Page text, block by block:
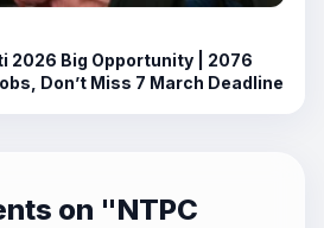
2026 Big Opportunity | 2076
Don’t Miss 7 March Deadline
on "NTPC